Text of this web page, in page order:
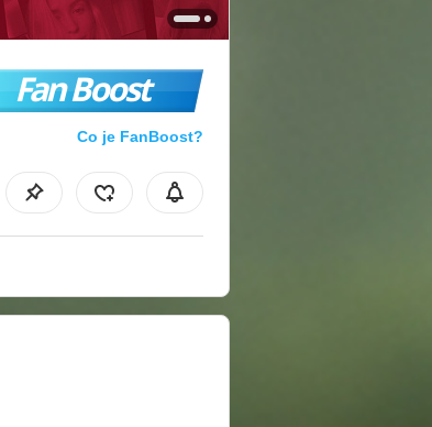
Fan Boost
Co je FanBoost?